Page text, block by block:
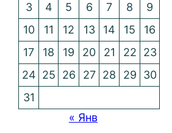
3
4 5 6 7 8
9
10
11 12 13 14 15
16
17
18 19 20 21 22
23
24 25 26 27 28 29
30
31
« Янв